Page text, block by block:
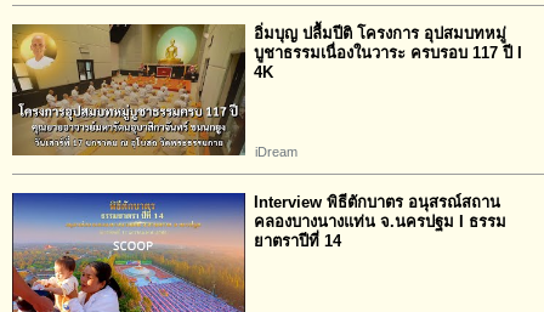
อิ่มบุญ ปลื้มปีติ โครงการ อุปสมบทหมู่
บูชาธรรมเนื่องในวาระ ครบรอบ 117 ปี I
4K
iDream
Interview พิธีตักบาตร อนุสรณ์สถาน
คลองบางนางแท่น จ.นครปฐม I ธรรม
ยาตราปีที่ 14